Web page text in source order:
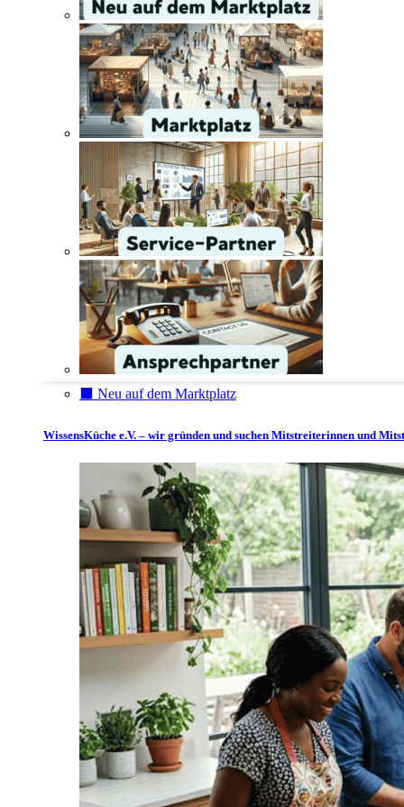
⬛️ Neu auf dem Marktplatz
WissensKüche e.V. – wir gründen und suchen Mitstreiterinnen und